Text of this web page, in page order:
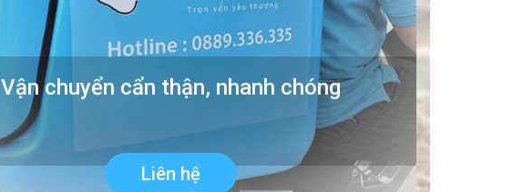
Vận chuyển cẩn thận, nhanh chóng
Liên hệ